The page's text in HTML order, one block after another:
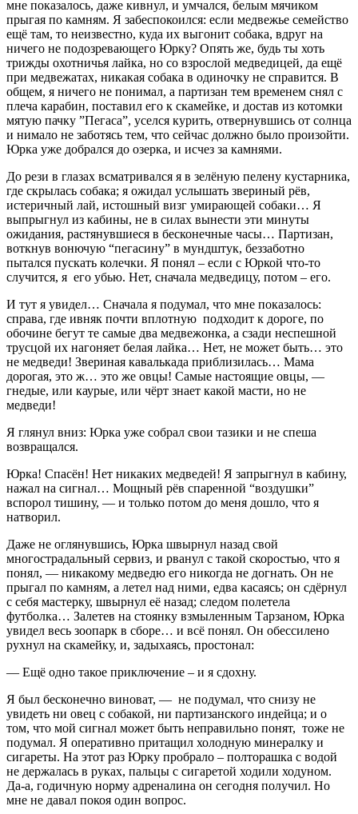
мне показалось, даже кивнул, и умчался, белым мячиком
прыгая по камням. Я забеспокоился: если медвежье семейство
ещё там, то неизвестно, куда их выгонит собака, вдруг на
ничего не подозревающего Юрку? Опять же, будь ты хоть
трижды охотничья лайка, но со взрослой медведицей, да ещё
при медвежатах, никакая собака в одиночку не справится. В
общем, я ничего не понимал, а партизан тем временем снял с
плеча карабин, поставил его к скамейке, и достав из котомки
мятую пачку ”Пегаса”, уселся курить, отвернувшись от солнца
и нимало не заботясь тем, что сейчас должно было произойти.
Юрка уже добрался до озерка, и исчез за камнями.
До рези в глазах всматривался я в зелёную пелену кустарника,
где скрылась собака; я ожидал услышать звериный рёв,
истеричный лай, истошный визг умирающей собаки… Я
выпрыгнул из кабины, не в силах вынести эти минуты
ожидания, растянувшиеся в бесконечные часы… Партизан,
воткнув вонючую “пегасину” в мундштук, беззаботно
пытался пускать колечки. Я понял – если с Юркой что-то
случится, я его убью. Нет, сначала медведицу, потом – его.
И тут я увидел… Сначала я подумал, что мне показалось:
справа, где ивняк почти вплотную подходит к дороге, по
обочине бегут те самые два медвежонка, а сзади неспешной
трусцой их нагоняет белая лайка… Нет, не может быть… это
не медведи! Звериная кавалькада приблизилась… Мама
дорогая, это ж… это же овцы! Самые настоящие овцы, —
гнедые, или каурые, или чёрт знает какой масти, но не
медведи!
Я глянул вниз: Юрка уже собрал свои тазики и не спеша
возвращался.
Юрка! Спасён! Нет никаких медведей! Я запрыгнул в кабину,
нажал на сигнал… Мощный рёв спаренной “воздушки”
вспорол тишину, — и только потом до меня дошло, что я
натворил.
Даже не оглянувшись, Юрка швырнул назад свой
многострадальный сервиз, и рванул с такой скоростью, что я
понял, — никакому медведю его никогда не догнать. Он не
прыгал по камням, а летел над ними, едва касаясь; он сдёрнул
с себя мастерку, швырнул её назад; следом полетела
футболка… Залетев на стоянку взмыленным Тарзаном, Юрка
увидел весь зоопарк в сборе… и всё понял. Он обессилено
рухнул на скамейку, и, задыхаясь, простонал:
— Ещё одно такое приключение – и я сдохну.
Я был бесконечно виноват, — не подумал, что снизу не
увидеть ни овец с собакой, ни партизанского индейца; и о
том, что мой сигнал может быть неправильно понят, тоже не
подумал. Я оперативно притащил холодную минералку и
сигареты. На этот раз Юрку пробрало – полторашка с водой
не держалась в руках, пальцы с сигаретой ходили ходуном.
Да-а, годичную норму адреналина он сегодня получил. Но
мне не давал покоя один вопрос.